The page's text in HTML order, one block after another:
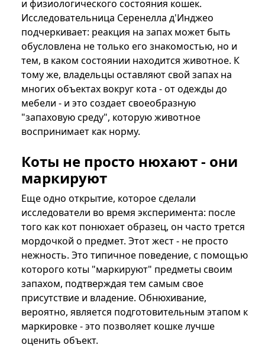
и физиологического состояния кошек.
Исследовательница Серенелла д'Инджео
подчеркивает: реакция на запах может быть
обусловлена не только его знакомостью, но и
тем, в каком состоянии находится животное. К
тому же, владельцы оставляют свой запах на
многих объектах вокруг кота - от одежды до
мебели - и это создает своеобразную
"запаховую среду", которую животное
воспринимает как норму.
Коты не просто нюхают - они
маркируют
Еще одно открытие, которое сделали
исследователи во время эксперимента: после
того как кот понюхает образец, он часто трется
мордочкой о предмет. Этот жест - не просто
нежность. Это типичное поведение, с помощью
которого коты "маркируют" предметы своим
запахом, подтверждая тем самым свое
присутствие и владение. Обнюхивание,
вероятно, является подготовительным этапом к
маркировке - это позволяет кошке лучше
оценить объект.